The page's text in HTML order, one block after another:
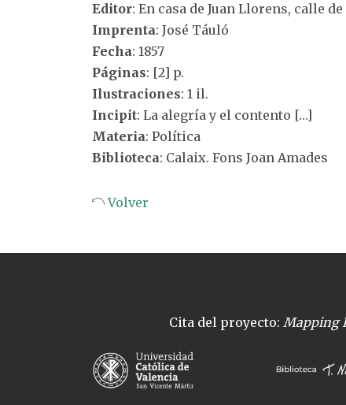
Editor: En casa de Juan Llorens, calle
Imprenta: José Táuló
Fecha: 1857
Páginas: [2] p.
Ilustraciones: 1 il.
Incipit: La alegría y el contento […]
Materia: Política
Biblioteca: Calaix. Fons Joan Amades
Volver
Cita del proyecto: Mapping